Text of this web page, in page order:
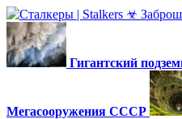
Гигантский
Мегасооружения СССР